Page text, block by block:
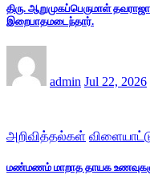
திரு. ஆறுமுகப்பெருமாள்
இறைபாதமடைந்தார்.
admin Jul 22, 2026
அறிவித்தல்கள்
மண்மணம் மாறாத தாயக